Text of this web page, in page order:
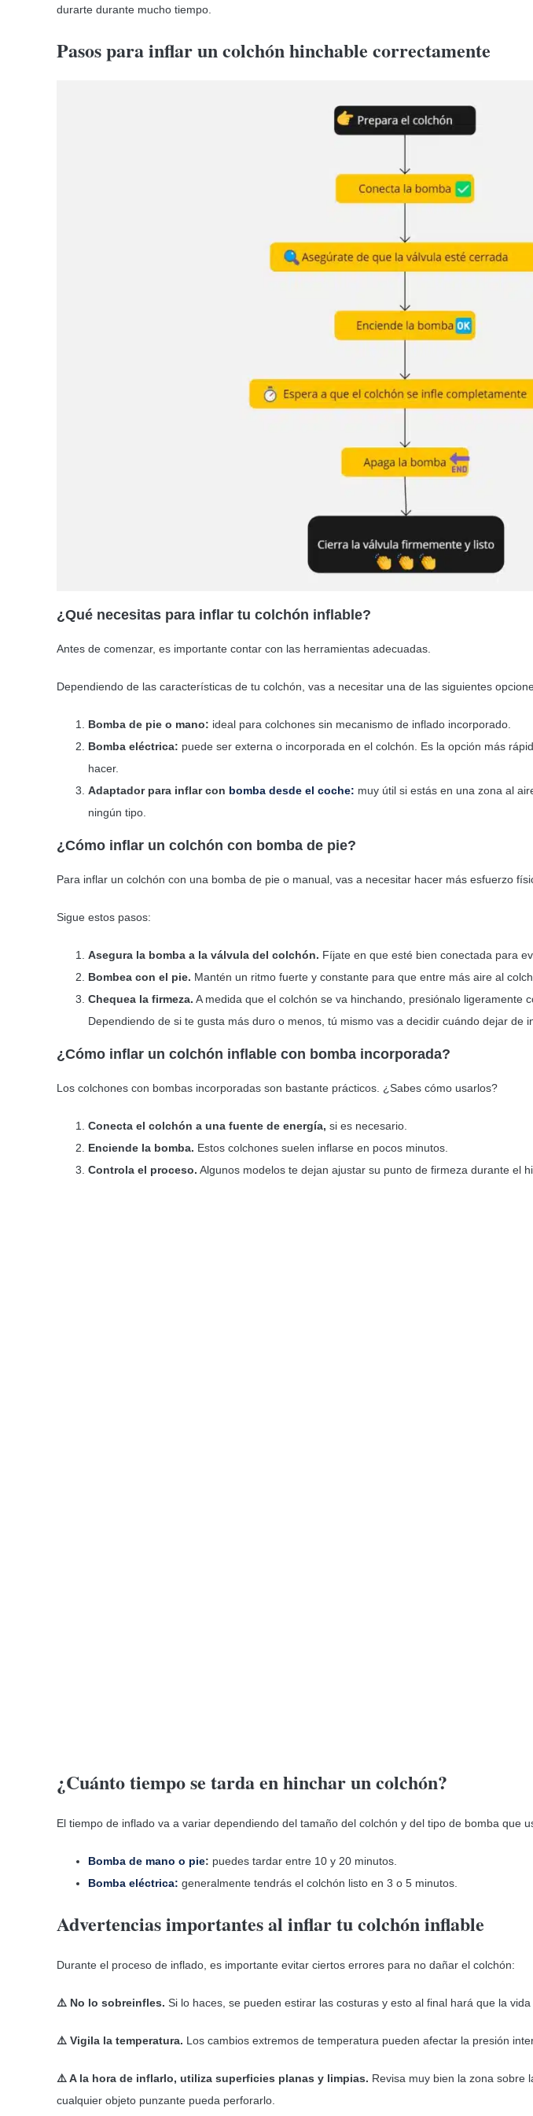
durarte durante mucho tiempo.
Pasos para inflar un colchón hinchable correctamente
¿Qué necesitas para inflar tu colchón inflable?
Antes de comenzar, es importante contar con las herramientas adecuadas.
Dependiendo de las características de tu colchón, vas a necesitar una de las siguientes
Bomba de pie o mano: ideal para colchones sin mecanismo de inflado incorporado.
Bomba eléctrica: puede ser externa o incorporada en el colchón. Es la opción más
hacer.
Adaptador para inflar con bomba desde el coche: muy útil si estás en una zona al
ningún tipo.
¿Cómo inflar un colchón con bomba de pie?
Para inflar un colchón con una bomba de pie o manual, vas a necesitar hacer más esfuerzo
Sigue estos pasos:
Asegura la bomba a la válvula del colchón. Fíjate en que esté bien conectada para
Bombea con el pie. Mantén un ritmo fuerte y constante para que entre más aire al
Chequea la firmeza. A medida que el colchón se va hinchando, presiónalo ligeramente
Dependiendo de si te gusta más duro o menos, tú mismo vas a decidir cuándo dejar de
¿Cómo inflar un colchón inflable con bomba incorporada?
Los colchones con bombas incorporadas son bastante prácticos. ¿Sabes cómo usarlos?
Conecta el colchón a una fuente de energía, si es necesario.
Enciende la bomba. Estos colchones suelen inflarse en pocos minutos.
Controla el proceso. Algunos modelos te dejan ajustar su punto de firmeza durante el
¿Cuánto tiempo se tarda en hinchar un colchón?
El tiempo de inflado va a variar dependiendo del tamaño del colchón y del tipo de bomba que
Bomba de mano o pie: puedes tardar entre 10 y 20 minutos.
Bomba eléctrica: generalmente tendrás el colchón listo en 3 o 5 minutos.
Advertencias importantes al inflar tu colchón inflable
Durante el proceso de inflado, es importante evitar ciertos errores para no dañar el colchón:
⚠️ No lo sobreinfles. Si lo haces, se pueden estirar las costuras y esto al final hará que la
⚠️ Vigila la temperatura. Los cambios extremos de temperatura pueden afectar la presión
⚠️ A la hora de inflarlo, utiliza superficies planas y limpias. Revisa muy bien la zona sobre
cualquier objeto punzante pueda perforarlo.